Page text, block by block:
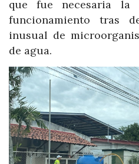
que fue necesaria la
funcionamiento tras
inusual de
de agua.